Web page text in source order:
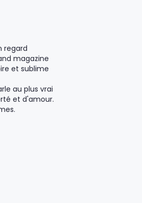
regard
magazine
et sublime
au plus vrai
et d'amour.